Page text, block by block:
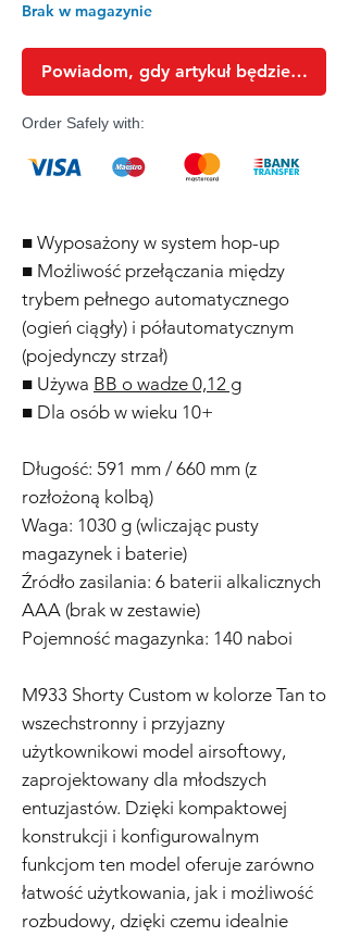
Brak w magazynie
Powiadom, gdy artykuł będzie
Order Safely with:
■ Wyposażony w system hop-up
■ Możliwość przełączania między
trybem pełnego automatycznego
(ogień ciągły) i półautomatycznym
(pojedynczy strzał)
■ Używa BB o wadze 0,12 g
■ Dla osób w wieku 10+
Długość: 591 mm / 660 mm (z
rozłożoną kolbą)
Waga: 1030 g (wliczając pusty
magazynek i baterie)
Źródło zasilania: 6 baterii alkalicznych
AAA (brak w zestawie)
Pojemność magazynka: 140 naboi
M933 Shorty Custom w kolorze Tan to
wszechstronny i przyjazny
użytkownikowi model airsoftowy,
zaprojektowany dla młodszych
entuzjastów. Dzięki kompaktowej
konstrukcji i konfigurowalnym
funkcjom ten model oferuje zarówno
łatwość użytkowania, jak i możliwość
rozbudowy, dzięki czemu idealnie